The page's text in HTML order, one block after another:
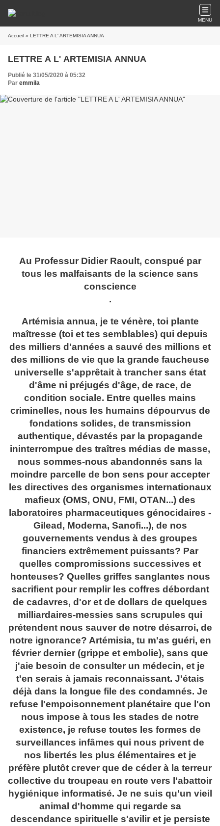
MENU
Accueil » LETTRE A L' ARTEMISIA ANNUA
LETTRE A L' ARTEMISIA ANNUA
Publié le 31/05/2020 à 05:32
Par emmila
Au Professur Didier Raoult, conspué par
tous les malfaisants de la science sans
conscience
.
Artémisia annua, je te vénère, toi plante
maîtresse (toi et tes semblables) qui depuis
des milliers d'années a sauvé des millions et
des millions de vie que la grande faucheuse
universelle s'apprêtait à trancher sans état
d'âme ni préjugés d'âge, de race, de
condition sociale. Entre quelles mains
criminelles, nous les humains dépourvus de
fondations solides, de transmission
authentique, dévastés par la propagande
ininterrompue des traîtres médias de masse,
nous sommes-nous abandonnés sans la
moindre parcelle de bon sens pour accepter
les directives des organismes internationaux
mafieux (OMS, ONU, FMI, OTAN...) des
laboratoires pharmaceutiques génocidaires -
Gilead, Moderna, Sanofi...), de nos
gouvernements vendus à des groupes
financiers extrêmement puissants? Par
quelles compromissions successives et
honteuses? Quelles griffes sanglantes nous
sacrifient pour remplir les coffres débordant
de cadavres, d'or et de dollars de quelques
milliardaires-messies sans scrupules qui
prétendent nous sauver de notre désarroi, de
notre ignorance? Artémisia, tu m'as guéri, en
février dernier (grippe et embolie), sans que
j'aie besoin de consulter un médecin, et je
t'en serais à jamais reconnaissant. J'étais
déjà dans la longue file des condamnés. Je
refuse l'empoisonnement planétaire que l'on
nous impose à tous les stades de notre
existence, je refuse toutes les formes de
surveillances infâmes qui nous privent de
nos libertés les plus élémentaires et je
préfère plutôt crever que de céder à la terreur
collective du troupeau en route vers l'abattoir
hygiénique informatisé. Je ne suis qu'un vieil
animal d'homme qui regarde sa
descendance spirituelle s'avilir et je persiste